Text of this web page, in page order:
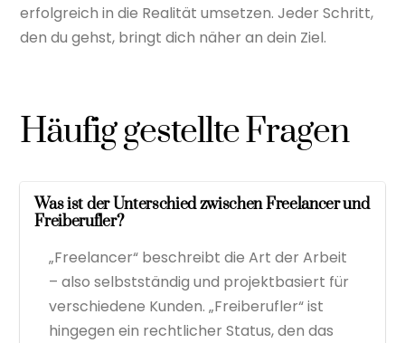
erfolgreich in die Realität umsetzen. Jeder Schritt,
den du gehst, bringt dich näher an dein Ziel.
Häufig gestellte Fragen
Was ist der Unterschied zwischen Freelancer und
Freiberufler?
„Freelancer“ beschreibt die Art der Arbeit
– also selbstständig und projektbasiert für
verschiedene Kunden. „Freiberufler“ ist
hingegen ein rechtlicher Status, den das